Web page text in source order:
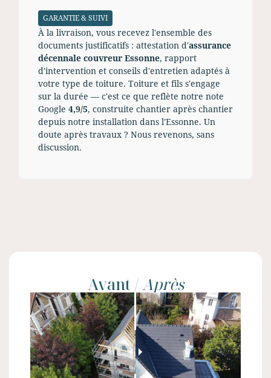
GARANTIE & SUIVI
À la livraison, vous recevez l'ensemble des
documents justificatifs : attestation d'assurance
décennale couvreur Essonne, rapport
d'intervention et conseils d'entretien adaptés à
votre type de toiture. Toiture et fils s'engage
sur la durée — c'est ce que reflète notre note
Google 4,9/5, construite chantier après chantier
depuis notre installation dans l'Essonne. Un
doute après travaux ? Nous revenons, sans
discussion.
Avant /Après